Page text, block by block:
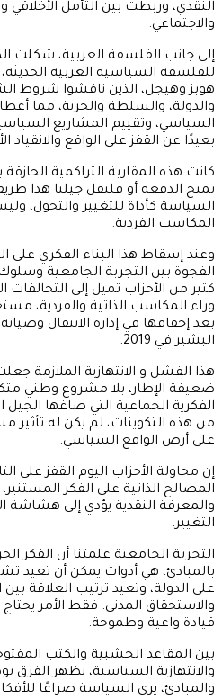
النقدي، وربطت بين التأمل الأخلاقي
والاجتماعي.
إلى جانب الفلسفة العربية، شكلت
للفلسفة السياسية الغربية
هوبز وهيجل، الذين ناقشوا شروط
والدولة، والسلطة والحرية، مما
السياسي، وتقييم المشاريع
بعيدًا عن القفز على الواقع والانقياد
كانت هذه المقاربة التراكمية الحازقة
تمنح الدفعة أو فلنقل جيلنا هذا
السياسة كأداة للتغيير والتحول،
المكاسب الفردية.
وعند إسقاط هذا البناء الفكري على
الفجوة بين التجربة الجامعية
كثير من الأحزاب تميل إلى
وراء المكاسب الذاتية والفردية،
بعد إخفاقها في إدارة الانتقال
البشير في 2019.
هذا الفشل و الانتهازية الملازمة
ضعيفة الإطار، بلا مشروع وطني
الفكرية الجماعية التي صاغها
من هذه التكوينات، لم يكن له تأثير
على أرض الواقع السياسي.
إن محاولة الأحزاب اليوم القفز على
المصالح الذاتية على الفكر المستنير،
والمعرفة النقدية يؤدي إلى هشاشة
التغيير.
التجربة الجامعية علمتنا أن الفكر
بالمبادئ، هي أدوات يمكن أن تعيد
على الدولة، وتعيد ترتيب العلاقة
والاستحقاق المدني. فقط الأمر
قيادة واعية وطموحة.
بين المقاعد الخشبية والكتب
والانتهازية السياسية، يظهر
والمبادئ، يرى السياسة صراعًا